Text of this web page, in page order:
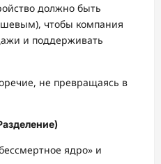
должно быть
чтобы компания
и поддерживать
не превращаясь в
ядро» и